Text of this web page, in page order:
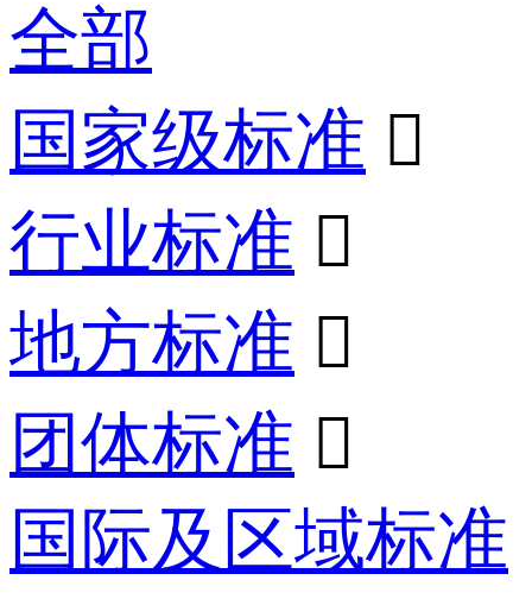
全部
国家级标准 
行业标准 
地方标准 
团体标准 
国际及区域标准